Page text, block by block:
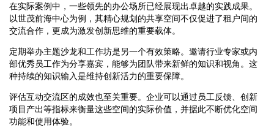
在实际案例中，一些领先的办公场所已经展现出卓越的实践成果。
以世茂前海中心为例，其精心规划的共享空间不仅促进了租户间的
交流合作，更成为激发创新思维的重要载体。
定期举办主题沙龙和工作坊是另一个有效策略。邀请行业专家或内
部优秀员工作为分享嘉宾，能够为团队带来新鲜的知识和视角。这
种持续的知识输入是维持创新活力的重要保障。
评估互动交流区的成效也至关重要。企业可以通过员工反馈、创新
项目产出等指标来衡量这些空间的实际价值，并据此不断优化空间
功能和使用体验。